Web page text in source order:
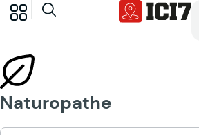
Naturopathe